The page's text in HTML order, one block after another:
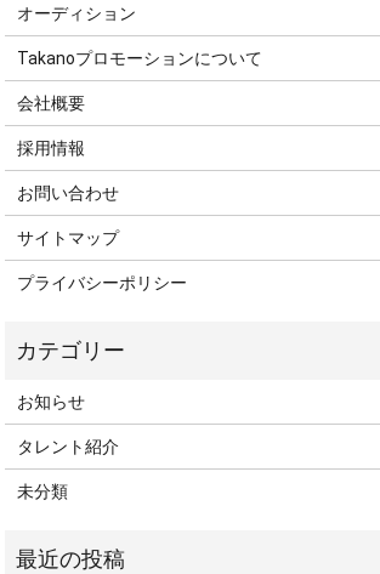
オーディション
Takanoプロモーションについて
会社概要
採用情報
お問い合わせ
サイトマップ
プライバシーポリシー
お知らせ
タレント紹介
未分類